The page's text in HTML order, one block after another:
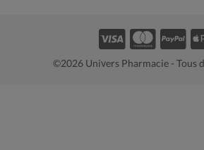
©2026 Univers Pharmacie - Tous